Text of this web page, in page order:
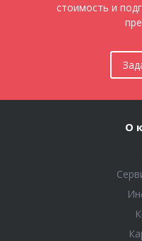
стоимость и
О